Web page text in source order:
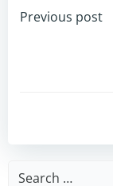
POST
Previous post
Search